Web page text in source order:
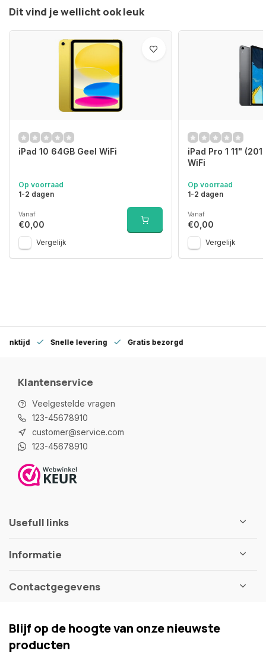
Dit vind je wellicht ook leuk
iPad 10 64GB Geel WiFi
Op voorraad
1-2 dagen
Vanaf
€0,00
Vergelijk
iPad Pro 1 11"
WiFi
Op voorraad
1-2 dagen
Vanaf
€0,00
Vergelijk
Snelle levering Gratis bezorgd
Klantenservice
Veelgestelde vragen
123-45678910
customer@service.com
123-45678910
Usefull links
Informatie
Contactgegevens
Blijf op de hoogte van onze nieuwste
producten